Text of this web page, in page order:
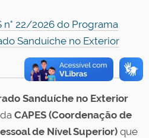
n° 22/2026 do Programa
Sanduíche no Exterior
Sanduíche no Exterior
CAPES (Coordenação de
de Nível Superior) que